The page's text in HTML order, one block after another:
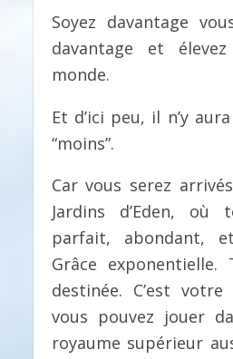
Soyez davantage
davantage et
monde.
Et d’ici peu, il n’y
“moins”.
Car vous serez
Jardins d’Eden,
parfait, abondant,
Grâce
destinée. C’est
vous pouvez jouer
royaume supérieur